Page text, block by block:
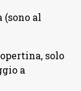
(sono al
solo
a